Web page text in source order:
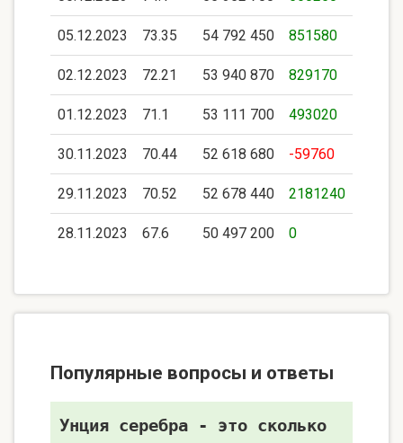
05.12.2023 73.35 54 792 450 851580
02.12.2023 72.21 53 940 870 829170
01.12.2023 71.1 53 111 700 493020
30.11.2023 70.44 52 618 680 -59760
29.11.2023 70.52 52 678 440 2181240
28.11.2023 67.6 50 497 200 0
Популярные вопросы и ответы
Унция серебра - это сколько